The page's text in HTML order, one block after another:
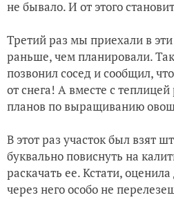
не бывало. И от этого
Третий раз мы приехали в
раньше, чем планировали.
позвонил сосед и сообщил,
от снега! А вместе с
планов по выращиванию
В этот раз участок был взят
буквально повиснуть на
раскачать ее. Кстати,
через него особо не